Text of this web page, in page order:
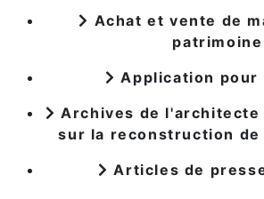
Achat et vente de
patrimoine
Application pour
Archives de l'architecte
sur la reconstruction de
Articles de